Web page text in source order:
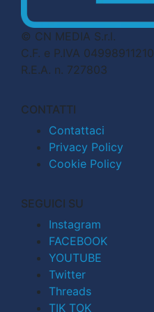
© CN MEDIA S.r.l.
C.F. e P.IVA 04998911210
R.E.A. n. 727803
CONTATTI
Contattaci
Privacy Policy
Cookie Policy
SEGUICI SU
Instagram
FACEBOOK
YOUTUBE
Twitter
Threads
TIK TOK